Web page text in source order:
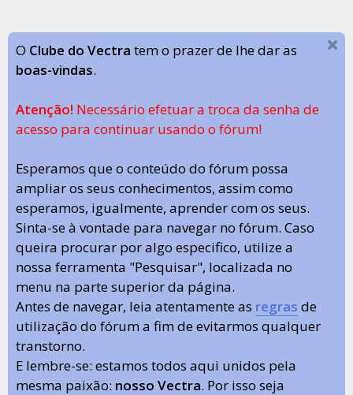
O Clube do Vectra tem o prazer de lhe dar as
boas-vindas.
Atenção! Necessário efetuar a troca da senha de
acesso para continuar usando o fórum!
Esperamos que o conteúdo do fórum possa
ampliar os seus conhecimentos, assim como
esperamos, igualmente, aprender com os seus.
Sinta-se à vontade para navegar no fórum. Caso
queira procurar por algo especifico, utilize a
nossa ferramenta "Pesquisar", localizada no
menu na parte superior da página.
Antes de navegar, leia atentamente as regras de
utilização do fórum a fim de evitarmos qualquer
transtorno.
E lembre-se: estamos todos aqui unidos pela
mesma paixão: nosso Vectra. Por isso seja